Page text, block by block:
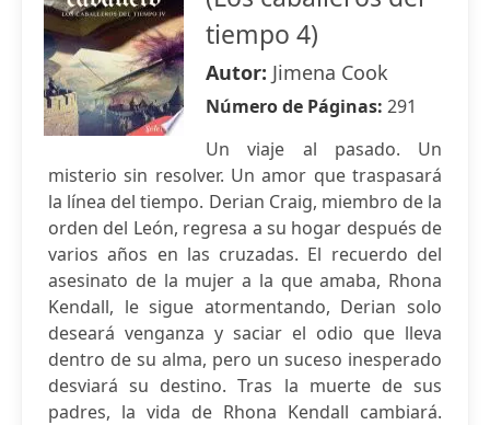
tiempo 4)
Autor: Jimena Cook
Número de Páginas: 291
Un viaje al pasado. Un
misterio sin resolver. Un amor que traspasará
la línea del tiempo. Derian Craig, miembro de la
orden del León, regresa a su hogar después de
varios años en las cruzadas. El recuerdo del
asesinato de la mujer a la que amaba, Rhona
Kendall, le sigue atormentando, Derian solo
deseará venganza y saciar el odio que lleva
dentro de su alma, pero un suceso inesperado
desviará su destino. Tras la muerte de sus
padres, la vida de Rhona Kendall cambiará.